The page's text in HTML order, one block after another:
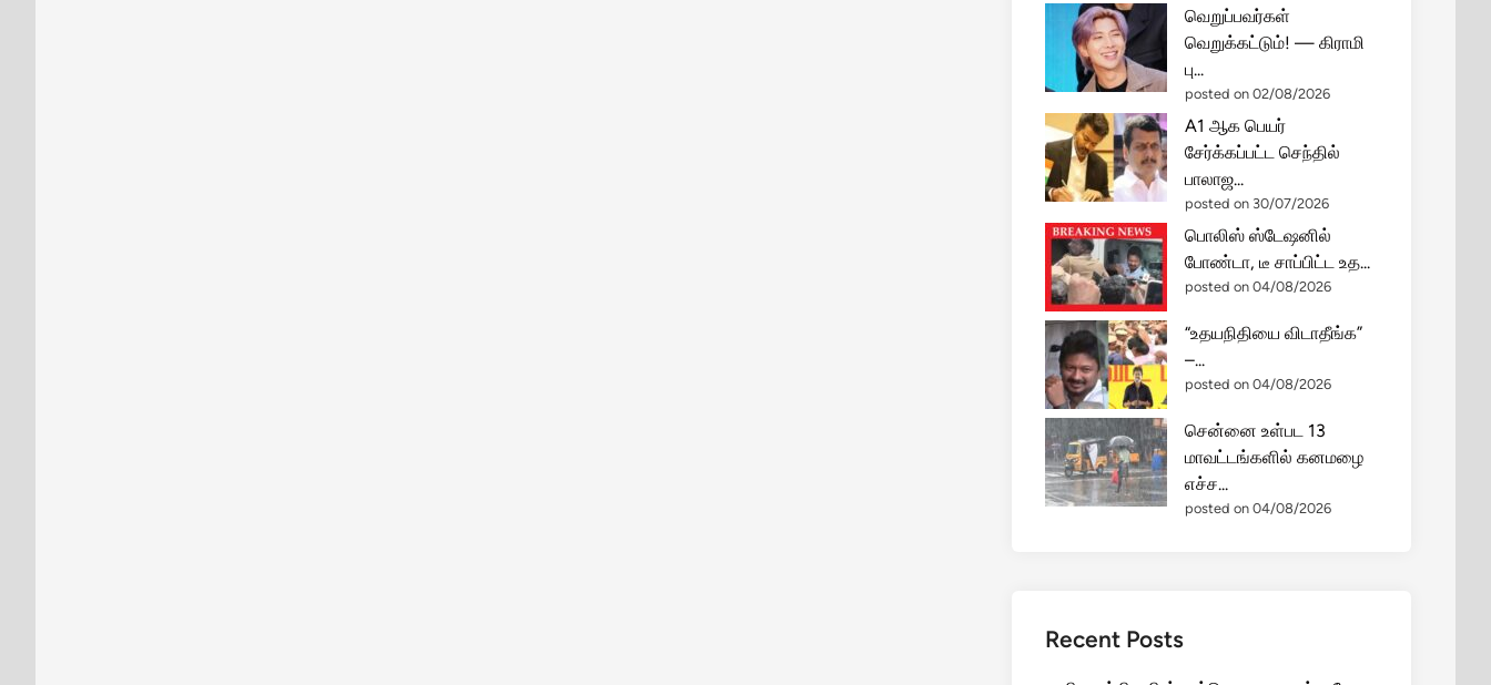
வெறுப்பவர்கள்
வெறுக்கட்டும்! — கிராமி
பு...
posted on 02/08/2026
A1 ஆக பெயர்
சேர்க்கப்பட்ட செந்தில்
பாலாஜ...
posted on 30/07/2026
பொலிஸ் ஸ்டேஷனில்
போண்டா, டீ சாப்பிட்ட உத...
posted on 04/08/2026
“உதயநிதியை விடாதீங்க”
–...
posted on 04/08/2026
சென்னை உள்பட 13
மாவட்டங்களில் கனமழை
எச்ச...
posted on 04/08/2026
Recent Posts